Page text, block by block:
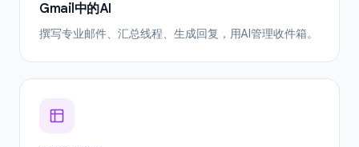
Gmail中的AI
撰写专业邮件、汇总线程、生成回复，用AI管理收件箱。